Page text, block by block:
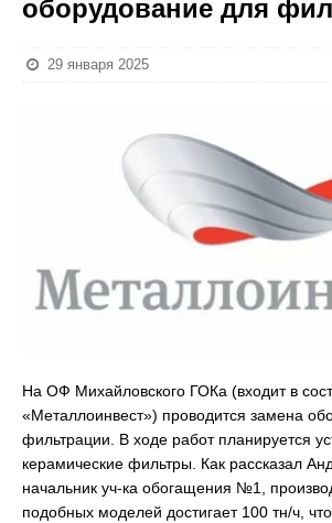
оборудование для
29 января 2025
На ОФ Михайловского ГОКа (входит в
«Металлоинвест») проводится замена
фильтрации. В ходе работ планируется
керамические фильтры. Как рассказал
начальник уч-ка обогащения №1,
подобных моделей достигает 100 тн/ч,